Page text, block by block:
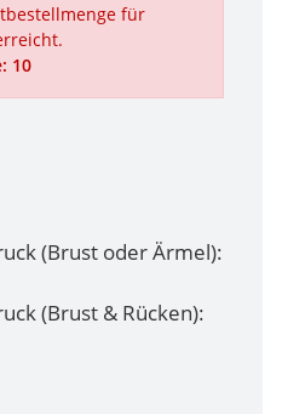
für
10
(Brust oder Ärmel):
(Brust & Rücken):